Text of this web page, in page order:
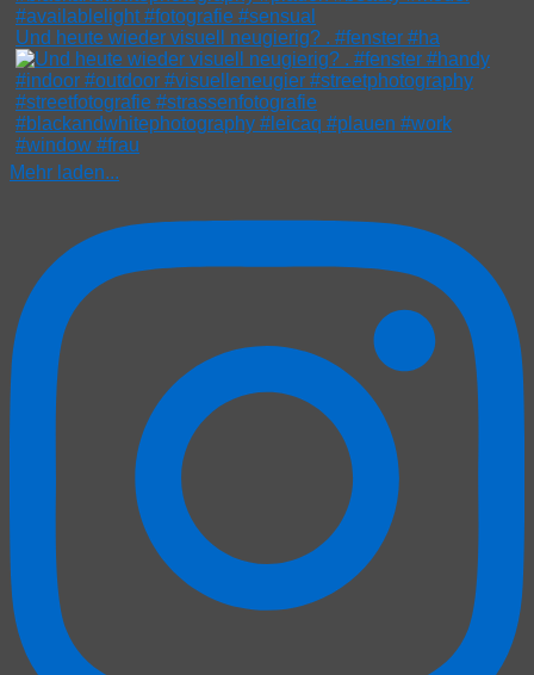
Und heute wieder visuell neugierig? . #fenster #ha
Mehr laden...